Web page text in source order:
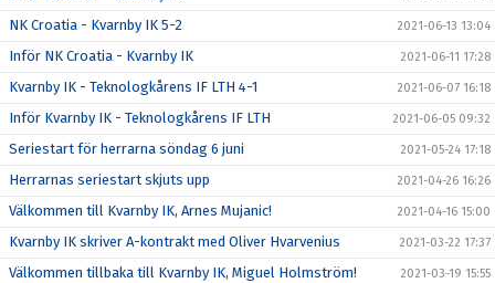
NK Croatia - Kvarnby IK 5-2 2021-06-13 13:04
Inför NK Croatia - Kvarnby IK 2021-06-11 17:28
Kvarnby IK - Teknologkårens IF LTH 4-1 2021-06-07 16:18
Inför Kvarnby IK - Teknologkårens IF LTH 2021-06-05 09:32
Seriestart för herrarna söndag 6 juni 2021-05-24 17:18
Herrarnas seriestart skjuts upp 2021-04-26 16:26
Välkommen till Kvarnby IK, Arnes Mujanic! 2021-04-16 15:00
Kvarnby IK skriver A-kontrakt med Oliver Hvarvenius 2021-03-22 17:37
Välkommen tillbaka till Kvarnby IK, Miguel Holmström! 2021-03-19 15:55